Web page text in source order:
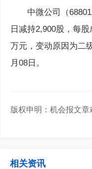
中微公司（
日减持2,900股，每
万元，变动原因为二
月08日。
版权申明：机会报文章
相关资讯